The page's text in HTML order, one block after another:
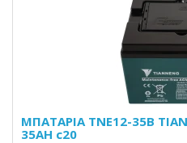
ΜΠΑΤΑΡΙΑ TNE12-35B
35AH c20